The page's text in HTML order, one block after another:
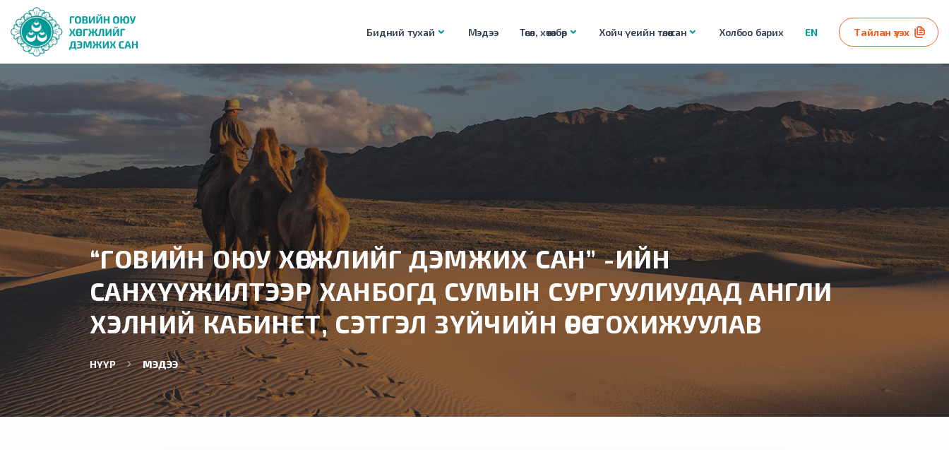
Бидний тухай Мэдээ Төсөл, хөтөлбөр Хойч үеийн төлөө сан Холбоо барих EN Тайлан үзэх
“ГОВИЙН ОЮУ ХӨГЖЛИЙГ ДЭМЖИХ САН” -ИЙН
САНХҮҮЖИЛТЭЭР ХАНБОГД СУМЫН СУРГУУЛИУДАД АНГЛИ
ХЭЛНИЙ КАБИНЕТ, СЭТГЭЛ ЗҮЙЧИЙН ӨРӨӨ ТОХИЖУУЛАВ
НҮҮР МЭДЭЭ